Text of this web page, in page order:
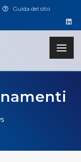
Guida del sito